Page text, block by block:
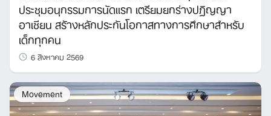
ประชุมอนุกรรมการนัดแรก เตรียมยกร่างปฏิญญา
อาเซียน สร้างหลักประกันโอกาสทางการศึกษาสำหรับ
เด็กทุกคน
6 สิงหาคม 2569
Movement